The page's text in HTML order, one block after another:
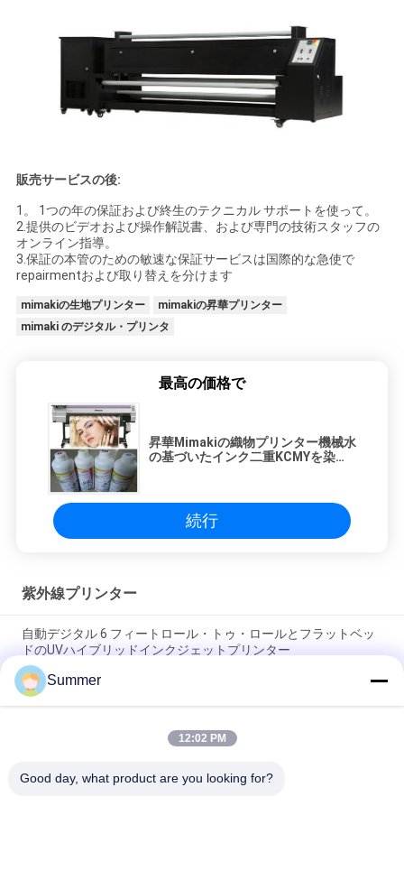
販売サービスの後:
1。 1つの年の保証および終生のテクニカル サポートを使って。
2.提供のビデオおよび操作解説書、および専門の技術スタッフの
オンライン指導。
3.保証の本管のための敏速な保証サービスは国際的な急使で
repairmentおよび取り替えを分けます
mimakiの生地プリンター
mimakiの昇華プリンター
mimaki のデジタル・プリンタ
最高の価格で
昇華Mimakiの織物プリンター機械水
の基づいたインク二重KCMYを染め
続行
紫外線プリンター
自動デジタル 6 フィートロール・トゥ・ロールとフラットベッ
ドのUVハイブリッドインクジェットプリンター
ロール・ツー・ロール フラットベッド印刷 UVハイブリッドプ
リンター ポスター広告 電子装飾材料 クラフト用
デジタル高品質のフラットベッドとロールをロールするUVハイ
Summer
12:02 PM
Good day, what product are you looking for?